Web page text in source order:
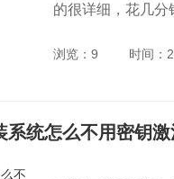
的很详细，花几分
浏览：9 时间：
系统怎么不用密钥激